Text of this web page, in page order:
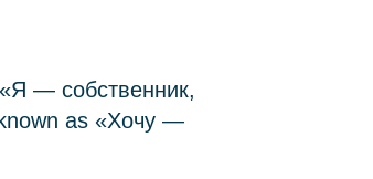
— собственник,
as «Хочу —